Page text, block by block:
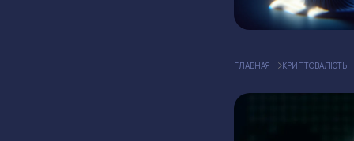
ГЛАВНАЯ КРИПТОВАЛЮТЫ